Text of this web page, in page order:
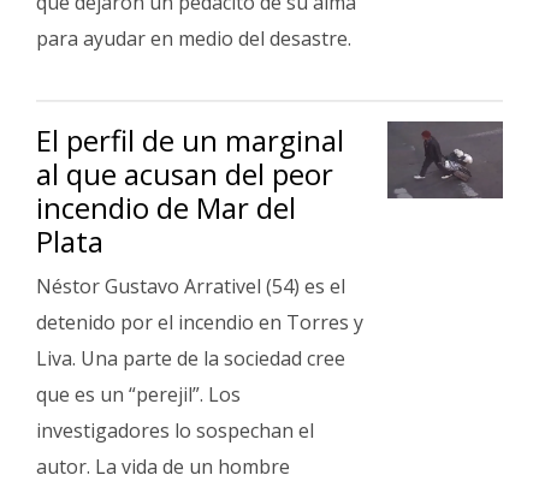
para ayudar en medio del desastre.
El perfil de un marginal
al que acusan del peor
incendio de Mar del
Plata
Néstor Gustavo Arrativel (54) es el
detenido por el incendio en Torres y
Liva. Una parte de la sociedad cree
que es un “perejil”. Los
investigadores lo sospechan el
autor. La vida de un hombre